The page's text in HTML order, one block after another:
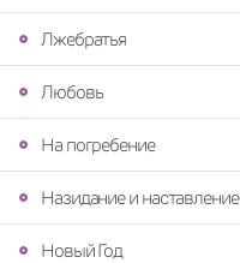
Лжебратья
Любовь
На погребение
Назидание и наставление
Новый Год